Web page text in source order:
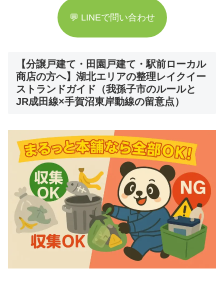
💬 LINEで問い合わせ
【分譲戸建て・田園戸建て・駅前ローカル
商店の方へ】湖北エリアの整理レイクイー
ストランドガイド（我孫子市のルールと
JR成田線×手賀沼東岸動線の留意点）